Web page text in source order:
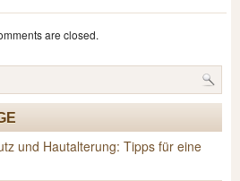
are closed.
und Hautalterung: Tipps für eine